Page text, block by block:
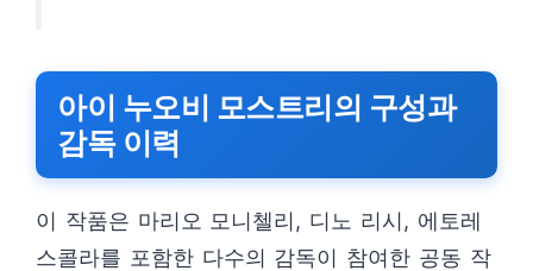
아이 누오비 모스트리의 구성과
감독 이력
이 작품은 마리오 모니첼리, 디노 리시, 에토레
스콜라를 포함한 다수의 감독이 참여한 공동 작